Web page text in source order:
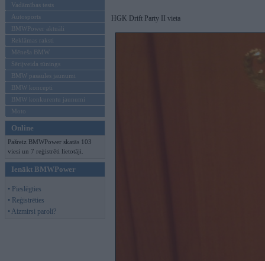
Vadāmības tests
Autosports
BMWPower aktuāli
Reklāmas raksti
Mēneša BMW
Sērijveida tūnings
BMW pasaules jaunumi
BMW koncepti
BMW konkurentu jaunumi
Moto
Online
Pašreiz BMWPower skatās 103
viesi un 7 reģistrēti lietotāji.
Ienākt BMWPower
• Pieslēgties
• Reģistrēties
• Aizmirsi paroli?
HGK Drift Party II vieta